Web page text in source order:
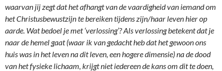
waarvan jij zegt dat het afhangt van de vaardigheid van iemand om
het Christusbewustzijn te bereiken tijdens zijn/haar leven hier op
aarde. Wat bedoel je met ‘verlossing’? Als verlossing betekent dat je
naar de hemel gaat (waar ik van gedacht heb dat het gewoon ons
huis was in het leven na dit leven, een hogere dimensie) na de dood
van het fysieke lichaam, krijgt niet iedereen de kans om dit te doen,